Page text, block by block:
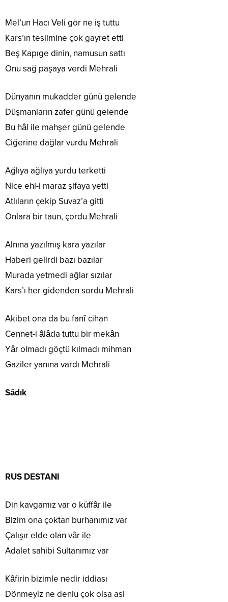
Mel’un Hacı Veli gör ne iş tuttu
Kars’ın teslimine çok gayret etti
Beş Kapıge dinin, namusun sattı
Onu sağ paşaya verdi Mehrali
Dünyanın mukadder günü gelende
Düşmanların zafer günü gelende
Bu hâl ile mahşer günü gelende
Ciğerine dağlar vurdu Mehrali
Ağlıya ağlıya yurdu terketti
Nice ehl-i maraz şifaya yetti
Atlıların çekip Suvaz’a gitti
Onlara bir taun, çordu Mehrali
Alnına yazılmış kara yazılar
Haberi gelirdi bazı bazılar
Murada yetmedi ağlar sızılar
Kars’ı her gidenden sordu Mehrali
Akibet ona da bu fanî cihan
Cennet-i âlâda tuttu bir mekân
Yâr olmadı göçtü kılmadı mihman
Gaziler yanına vardı Mehrali
Sâdık
RUS DESTANI
Din kavgamız var o küffâr ile
Bizim ona çoktan burhanımız var
Çalışır elde olan vâr ile
Adalet sahibi Sultanımız var
Kâfirin bizimle nedir iddiası
Dönmeyiz ne denlu çok olsa asi